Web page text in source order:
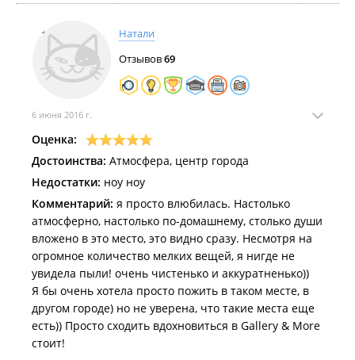
Натали
Отзывов69
6 июня 2016 г.
Оценка:
Достоинства: Атмосфера, центр города
Недостатки: ноу ноу
Комментарий: я просто влюбилась. Настолько
атмосферно, настолько по-домашнему, столько души
вложено в это место, это видно сразу. Несмотря на
огромное количество мелких вещей, я нигде не
увидела пыли! очень чистенько и аккуратненько))
Я бы очень хотела просто пожить в таком месте, в
другом городе) но не уверена, что такие места еще
есть)) Просто сходить вдохновиться в Gallery & More
стоит!